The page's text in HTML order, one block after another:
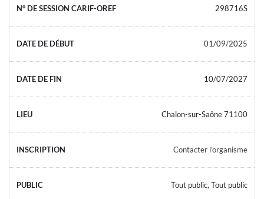
298716S
01/09/2025
10/07/2027
Chalon-sur-Saône 71100
Contacter l’organisme
Tout public, Tout public